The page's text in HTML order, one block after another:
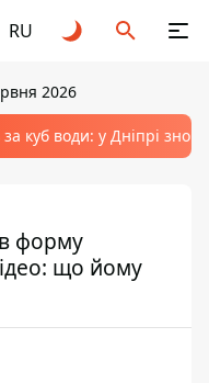
RU
2026
куб води: у Дніпрі
форму
що йому